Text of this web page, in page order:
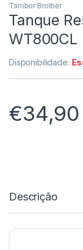
Tambor Brother
Tanque
WT800CL
Disponibilidade:
€34,90
Descrição